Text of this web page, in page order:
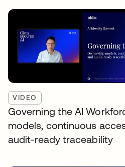
VIDEO
Governing the AI
models, continuous
audit-ready traceability